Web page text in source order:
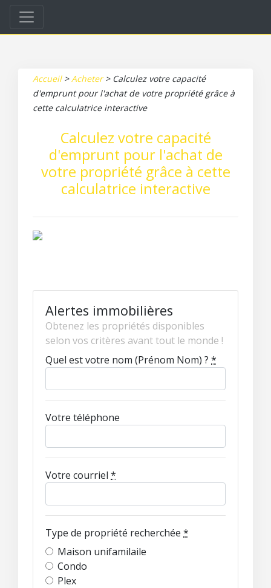
Accueil >Acheter > Calculez votre capacité
d'emprunt pour l'achat de votre propriété grâce à
cette calculatrice interactive
Calculez votre capacité
d'emprunt pour l'achat de
votre propriété grâce à cette
calculatrice interactive
Alertes immobilières
Obtenez les propriétés disponibles
selon vos critères avant tout le monde !
Quel est votre nom (Prénom Nom) ? *
Votre téléphone
Votre courriel *
Type de propriété recherchée *
Maison unifamilaile
Condo
Plex